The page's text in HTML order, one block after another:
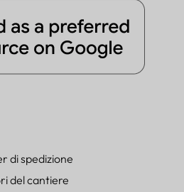
di spedizione
del cantiere